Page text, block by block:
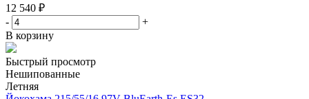
12 540 ₽
-
+
В корзину
Быстрый просмотр
Нешипованные
Летняя